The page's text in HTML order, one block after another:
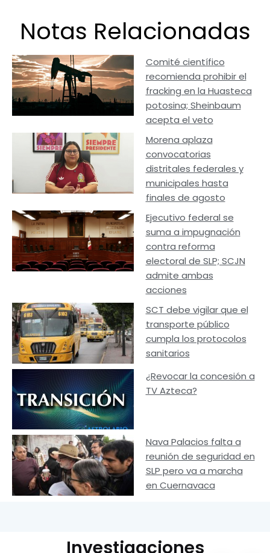
Notas Relacionadas
Comité científico
recomienda prohibir el
fracking en la Huasteca
potosina; Sheinbaum
acepta el veto
Morena aplaza
convocatorias
distritales federales y
municipales hasta
finales de agosto
Ejecutivo federal se
suma a impugnación
contra reforma
electoral de SLP; SCJN
admite ambas
acciones
SCT debe vigilar que el
transporte público
cumpla los protocolos
sanitarios
¿Revocar la concesión a
TV Azteca?
Nava Palacios falta a
reunión de seguridad en
SLP pero va a marcha
en Cuernavaca
Investigaciones